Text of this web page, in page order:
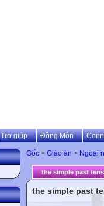
Trợ giúp Đồng Môn
Gốc > Giáo án > Ngoại
the simple past
the simple past